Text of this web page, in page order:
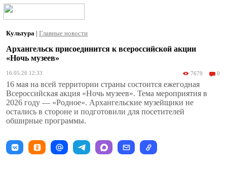
Культура | Главные новости
Архангельск присоединится к всероссийской акции
«Ночь музеев»
16.05.26 12:33 7679 0
16 мая на всей территории страны состоится ежегодная
Всероссийская акция «Ночь музеев». Тема мероприятия в
2026 году — «Родное». Архангельские музейщики не
остались в стороне и подготовили для посетителей
обширные программы.